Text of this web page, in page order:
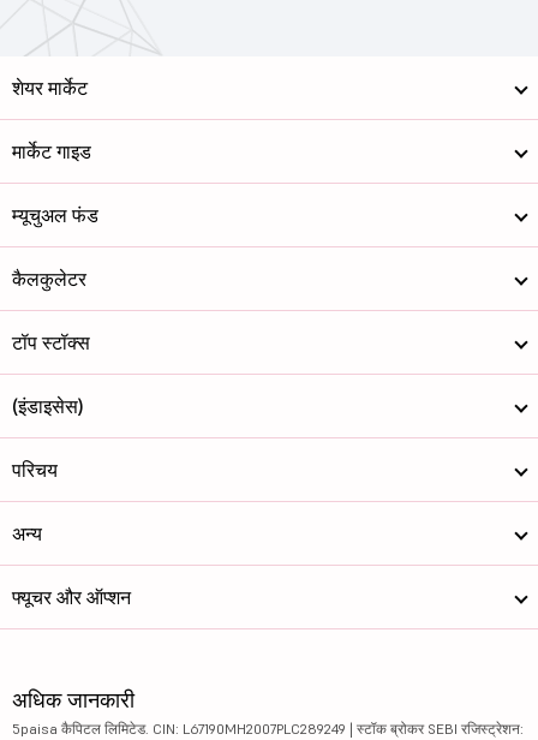
शेयर मार्केट
मार्केट गाइड
म्यूचुअल फंड
कैलकुलेटर
टॉप स्टॉक्स
(इंडाइसेस)
परिचय
अन्य
फ्यूचर और ऑप्शन
अधिक जानकारी
5paisa कैपिटल लिमिटेड. CIN: L67190MH2007PLC289249 | स्टॉक ब्रोकर SEBI रजिस्ट्रेशन: